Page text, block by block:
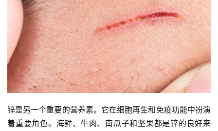
锌是另一个重要的营养素。它在细胞再生和免疫功能中扮演
着重要角色。海鲜、牛肉、南瓜子和坚果都是锌的良好来